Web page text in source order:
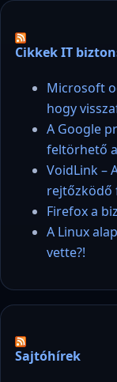
Cikkek IT
Microsoft
hogy
A Google
feltörhető
VoidLink –
rejtőzködő
Firefox a
A Linux
vette?!
Sajtóhírek